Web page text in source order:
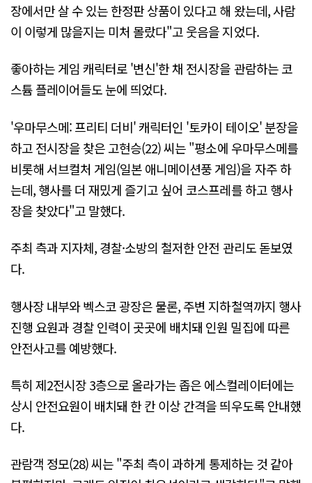
장에서만 살 수 있는 한정판 상품이 있다고 해 왔는데, 사람
이 이렇게 많을지는 미처 몰랐다"고 웃음을 지었다.
좋아하는 게임 캐릭터로 '변신'한 채 전시장을 관람하는 코
스튬 플레이어들도 눈에 띄었다.
'우마무스메: 프리티 더비' 캐릭터인 '토카이 테이오' 분장을
하고 전시장을 찾은 고현승(22) 씨는 "평소에 우마무스메를
비롯해 서브컬처 게임(일본 애니메이션풍 게임)을 자주 하
는데, 행사를 더 재밌게 즐기고 싶어 코스프레를 하고 행사
장을 찾았다"고 말했다.
주최 측과 지자체, 경찰·소방의 철저한 안전 관리도 돋보였
다.
행사장 내부와 벡스코 광장은 물론, 주변 지하철역까지 행사
진행 요원과 경찰 인력이 곳곳에 배치돼 인원 밀집에 따른
안전사고를 예방했다.
특히 제2전시장 3층으로 올라가는 좁은 에스컬레이터에는
상시 안전요원이 배치돼 한 칸 이상 간격을 띄우도록 안내했
다.
관람객 정모(28) 씨는 "주최 측이 과하게 통제하는 것 같아